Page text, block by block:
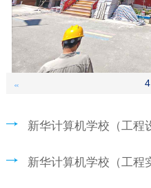
4
<<
新华计算机学校（工程
新华计算机学校（工程